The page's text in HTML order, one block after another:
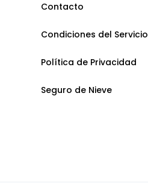
Contacto
Condiciones del Servicio
Política de Privacidad
Seguro de Nieve